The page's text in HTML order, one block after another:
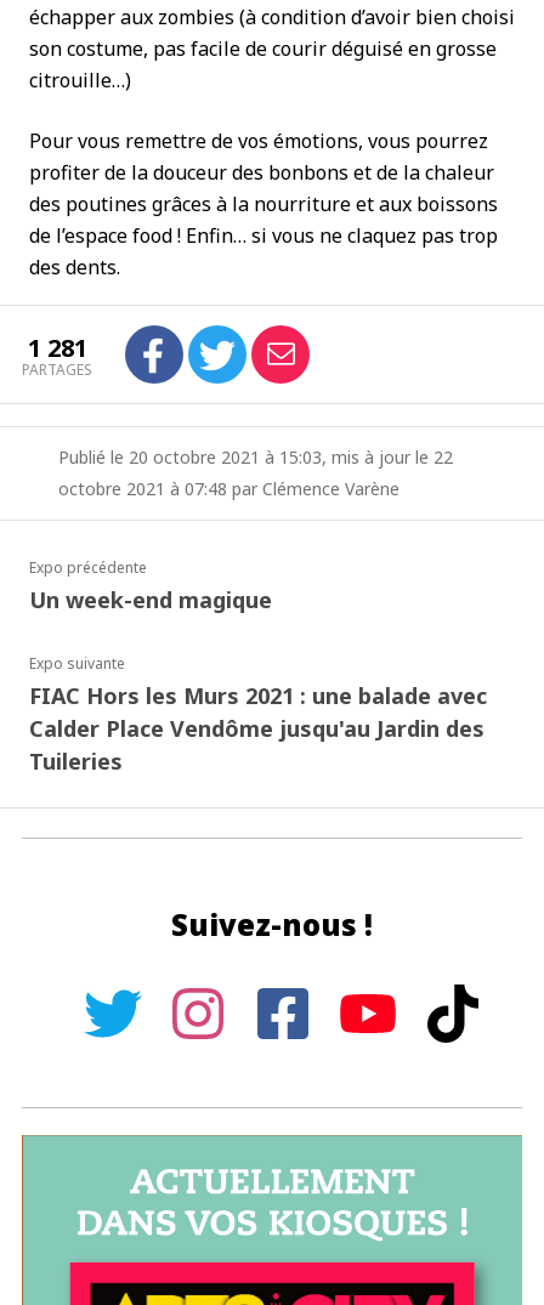
échapper aux zombies (à condition d’avoir bien choisi
son costume, pas facile de courir déguisé en grosse
citrouille…)
Pour vous remettre de vos émotions, vous pourrez
profiter de la douceur des bonbons et de la chaleur
des poutines grâces à la nourriture et aux boissons
de l’espace food ! Enfin… si vous ne claquez pas trop
des dents.
1 281
PARTAGES
Publié le 20 octobre 2021 à 15:03, mis à jour le 22
octobre 2021 à 07:48 par Clémence Varène
Expo précédente
Un week-end magique
Expo suivante
FIAC Hors les Murs 2021 : une balade avec
Calder Place Vendôme jusqu'au Jardin des
Tuileries
Suivez-nous !